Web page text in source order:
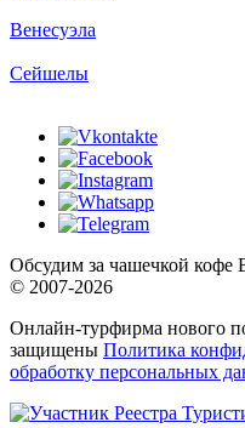
Венесуэла
Сейшелы
Обсудим за чашечкой кофе
© 2007-2026
Онлайн-турфирма нового
защищены Политика
обработку персональных